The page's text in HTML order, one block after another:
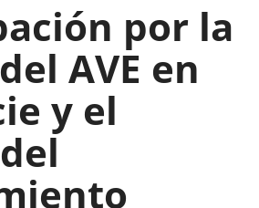
por la
AVE en
y el